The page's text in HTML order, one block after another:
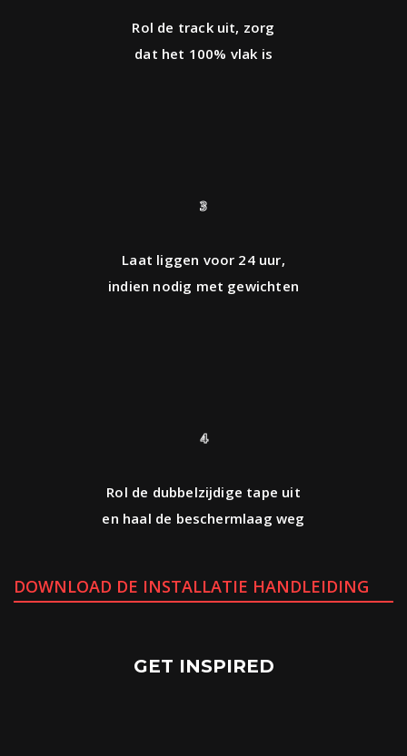
Rol de track uit, zorg
dat het 100% vlak is
Laat liggen voor 24 uur,
indien nodig met gewichten
3
Rol de dubbelzijdige tape uit
en haal de beschermlaag weg
4
DOWNLOAD DE INSTALLATIE HANDLEIDING
GET INSPIRED